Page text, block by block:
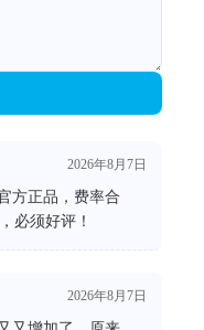
2026年8月7日
方正品，费率合
必须好评！
2026年8月7日